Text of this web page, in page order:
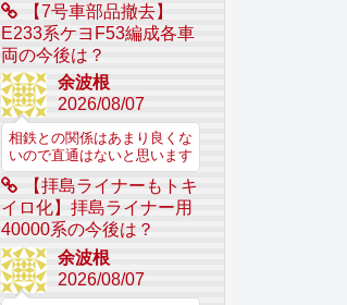
【7号車部品撤去】
E233系ケヨF53編成各車
両の今後は？
余波根
2026/08/07
相鉄との関係はあまり良くな
いので直通はないと思います
【拝島ライナーもトキ
イロ化】拝島ライナー用
40000系の今後は？
余波根
2026/08/07